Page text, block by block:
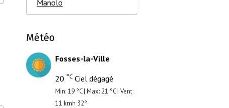
Manolo
Météo
Fosses-la-Ville
20 °C Ciel dégagé
Min: 19 °C | Max: 21 °C | Vent:
11 kmh 32°